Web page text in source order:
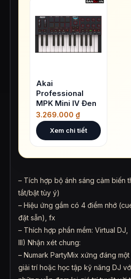
Akai
Professional
MPK Mini IV Đen
3.269.000 ₫
Xem chi tiết
– Tích hợp bộ ánh sáng cảm biến
tắt/bật tùy ý)
– Hiệu ứng gầm có 4 điểm nhớ
đặt sẵn), fx
– Thích hợp phần mềm: Virtual DJ,
III) Nhận xét chung:
– Numark PartyMix xứng đáng
giải trí hoặc học tập kỹ năng DJ